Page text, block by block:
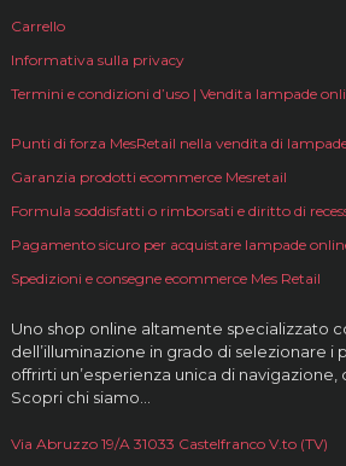
Carrello
Informativa sulla privacy
Termini e condizioni d’uso | Vendita lampade
Punti di forza MesRetail nella vendita di
Garanzia prodotti ecommerce Mesretail
Formula soddisfatti o rimborsati e diritto di
Pagamento sicuro per acquistare lampade
Spedizioni e consegne ecommerce Mes Retail
Uno shop online altamente specializzato
dell’illuminazione in grado di selezionare
offrirti un’esperienza unica di
Scopri chi siamo…
Via Abruzzo 19/A 31033 Castelfranco V.to (TV)